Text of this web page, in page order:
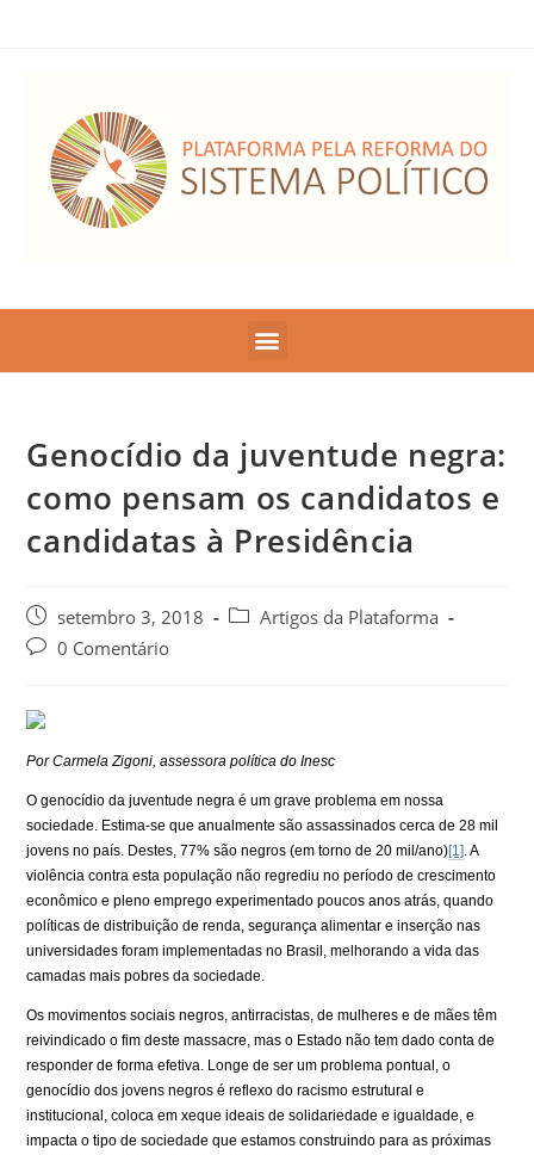
Genocídio da juventude negra:
como pensam os candidatos e
candidatas à Presidência
setembro 3, 2018
Artigos da Plataforma
0 Comentário
Por Carmela Zigoni, assessora política do Inesc
O genocídio da juventude negra é um grave problema em nossa
sociedade. Estima-se que anualmente são assassinados cerca de 28 mil
jovens no país. Destes, 77% são negros (em torno de 20 mil/ano)[1] . A
violência contra esta população não regrediu no período de crescimento
econômico e pleno emprego experimentado poucos anos atrás, quando
políticas de distribuição de renda, segurança alimentar e inserção nas
universidades foram implementadas no Brasil, melhorando a vida das
camadas mais pobres da sociedade.
Os movimentos sociais negros, antirracistas, de mulheres e de mães têm
reivindicado o fim deste massacre, mas o Estado não tem dado conta de
responder de forma efetiva. Longe de ser um problema pontual, o
genocídio dos jovens negros é reflexo do racismo estrutural e
institucional, coloca em xeque ideais de solidariedade e igualdade, e
impacta o tipo de sociedade que estamos construindo para as próximas